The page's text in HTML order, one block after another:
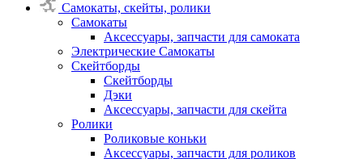
Самокаты, скейты, ролики
Самокаты
Аксессуары, запчасти для самоката
Электрические Самокаты
Скейтборды
Скейтборды
Дэки
Аксессуары, запчасти для скейта
Ролики
Роликовые коньки
Аксессуары, запчасти для роликов